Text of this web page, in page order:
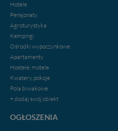
Hotele
Pensjonaty
Agroturystyka
Kempingi
Ośrodki wypoczynkowe
Apartamenty
Hostele, motele
Kwatery, pokoje
Pola biwakowe
+ dodaj swój obiekt
OGŁOSZENIA
W każdej chwili możesz:
danych, zażądać ich
zabronić ich przetwarzania.
zawsze jest możliwe
praw w odniesieniu do
cookies. Twoja przeglądarka
tych plików - w pewnych
zrobić za Ciebie.
Dziękujemy.
Pojezierze Gnieźnieńskie - na